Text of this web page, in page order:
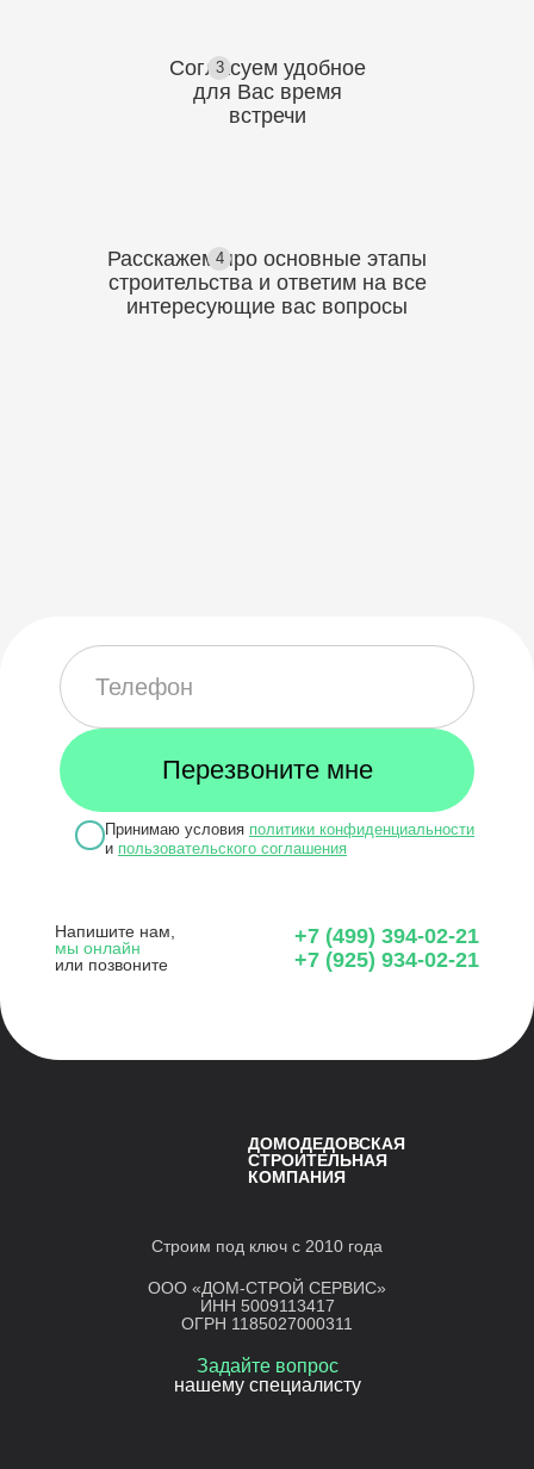
3
Согласуем удобное
для Вас время
встречи
4
Расскажем про основные этапы
строительства и ответим на все
интересующие вас вопросы
Принимаю условия политики конфиденциальности
и пользовательского соглашения
Напишите нам,
мы онлайн
или позвоните
+7 (499) 394-02-21
+7 (925) 934-02-21
ДОМОДЕДОВСКАЯ
СТРОИТЕЛЬНАЯ
КОМПАНИЯ
Строим под ключ с 2010 года
ООО «ДОМ-СТРОЙ СЕРВИС»
ИНН 5009113417
ОГРН 1185027000311
Задайте вопрос
нашему специалисту